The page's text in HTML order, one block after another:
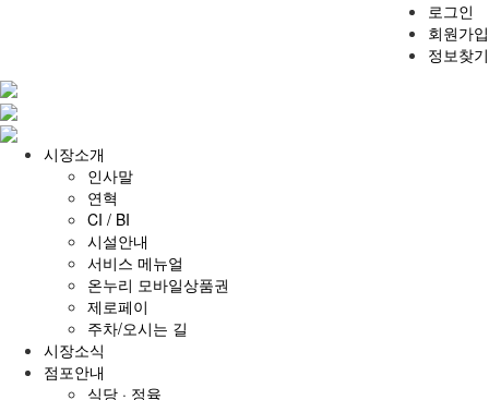
로그인
회원가입
정보찾기
시장소개
인사말
연혁
CI / BI
시설안내
서비스 메뉴얼
온누리 모바일상품권
제로페이
주차/오시는 길
시장소식
점포안내
식당 · 정육